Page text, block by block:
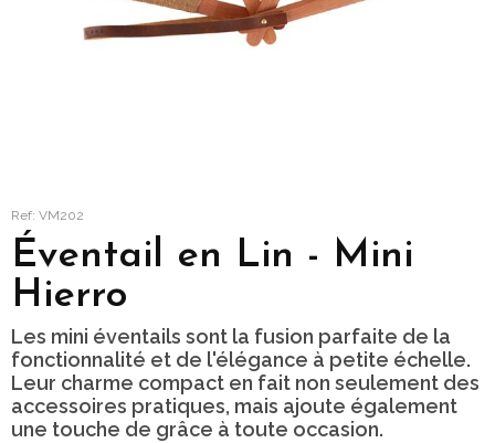
Ref: VM202
Éventail en Lin - Mini
Hierro
Les mini éventails sont la fusion parfaite de la
fonctionnalité et de l'élégance à petite échelle.
Leur charme compact en fait non seulement des
accessoires pratiques, mais ajoute également
une touche de grâce à toute occasion.